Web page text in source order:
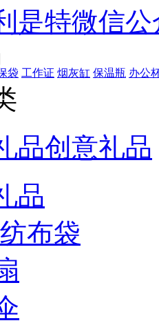
是特微信
袋 工作证 烟灰缸 保温瓶 办公
品创意礼品
品
布袋